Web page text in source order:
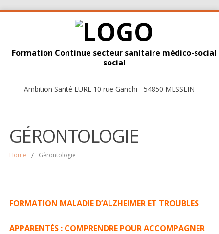
Formation Continue secteur sanitaire médico-social
social
Ambition Santé EURL 10 rue Gandhi - 54850 MESSEIN
GÉRONTOLOGIE
Home / Gérontologie
FORMATION MALADIE D’ALZHEIMER ET TROUBLES
APPARENTÉS : COMPRENDRE POUR ACCOMPAGNER